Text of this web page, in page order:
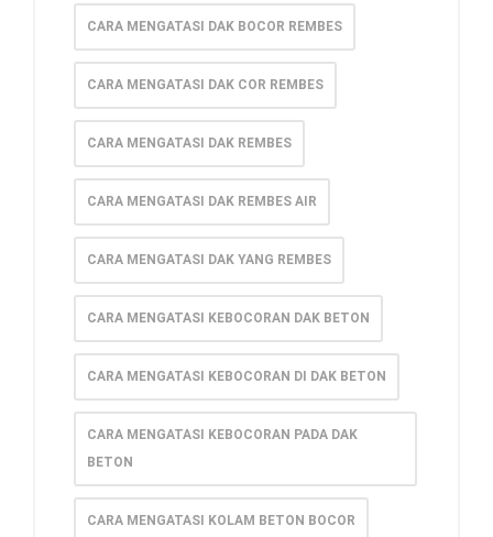
CARA MENGATASI DAK BOCOR REMBES
CARA MENGATASI DAK COR REMBES
CARA MENGATASI DAK REMBES
CARA MENGATASI DAK REMBES AIR
CARA MENGATASI DAK YANG REMBES
CARA MENGATASI KEBOCORAN DAK BETON
CARA MENGATASI KEBOCORAN DI DAK BETON
CARA MENGATASI KEBOCORAN PADA DAK
BETON
CARA MENGATASI KOLAM BETON BOCOR